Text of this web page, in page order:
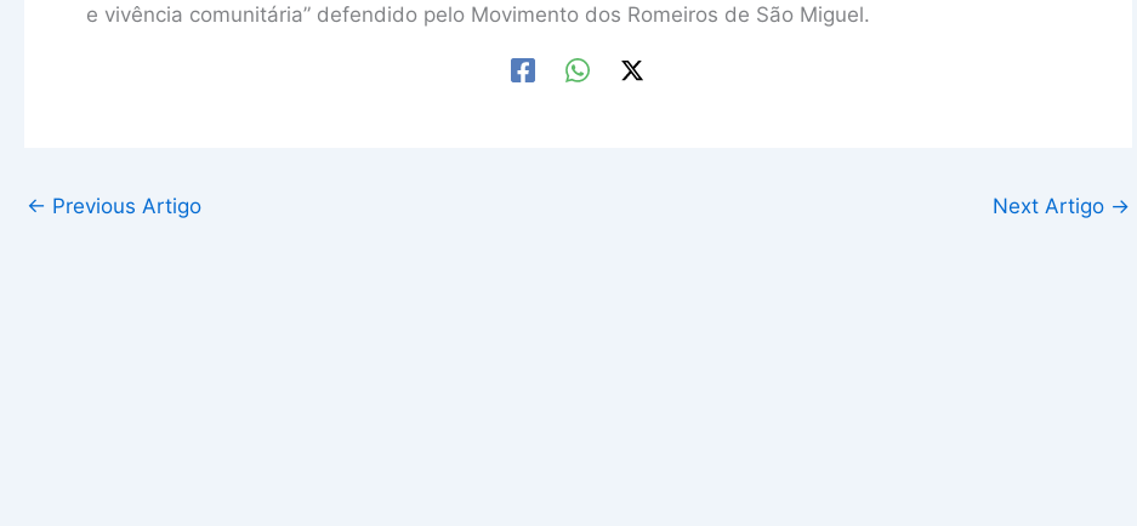
e vivência comunitária” defendido pelo Movimento dos Romeiros de São Miguel.
← Previous Artigo Next Artigo →